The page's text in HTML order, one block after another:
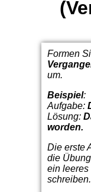
Formen
um.
Beispiel:
Aufgabe:
Lösung:
worden.
Die erste
die
ein leeres
schreiben.